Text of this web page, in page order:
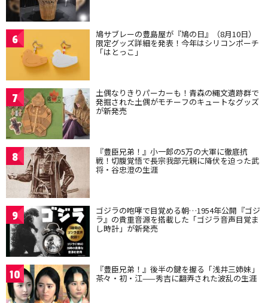
6 鳩サブレーの豊島屋が『鳩の日』（8月10日）
限定グッズ詳細を発表！今年はシリコンポーチ
「はとっこ」
7 土偶なりきりパーカーも！青森の縄文遺跡群で
発掘された土偶がモチーフのキュートなグッズ
が新発売
8 『豊臣兄弟！』小一郎の5万の大軍に徹底抗
戦！切腹覚悟で長宗我部元親に降伏を迫った武
将・谷忠澄の生涯
9 ゴジラの咆哮で目覚める朝…1954年公開『ゴジ
ラ』の貴重音源を搭載した「ゴジラ音声目覚ま
し時計」が新発売
10 『豊臣兄弟！』後半の鍵を握る「浅井三姉妹」
茶々・初・江——秀吉に翻弄された波乱の生涯